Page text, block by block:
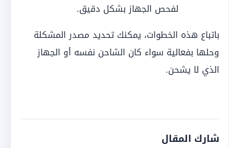
لفحص الجهاز بشكل دقيق.
باتباع هذه الخطوات، يمكنك تحديد مصدر المشكلة
وحلها بفعالية سواء كان الشاحن نفسه أو الجهاز
الذي لا يشحن.
شارك المقال